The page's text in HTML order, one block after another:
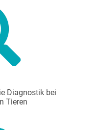
Diagnostik bei
Tieren